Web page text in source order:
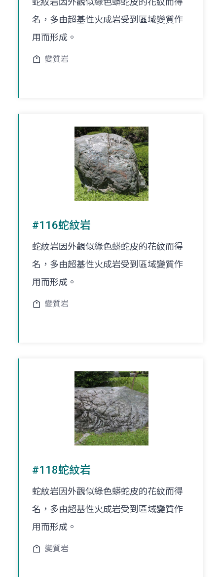
名，多由超基性火成岩受到區域變質作
用而形成。
變質岩
#116蛇紋岩
蛇紋岩因外觀似綠色蟒蛇皮的花紋而得
名，多由超基性火成岩受到區域變質作
用而形成。
變質岩
#118蛇紋岩
蛇紋岩因外觀似綠色蟒蛇皮的花紋而得
名，多由超基性火成岩受到區域變質作
用而形成。
變質岩